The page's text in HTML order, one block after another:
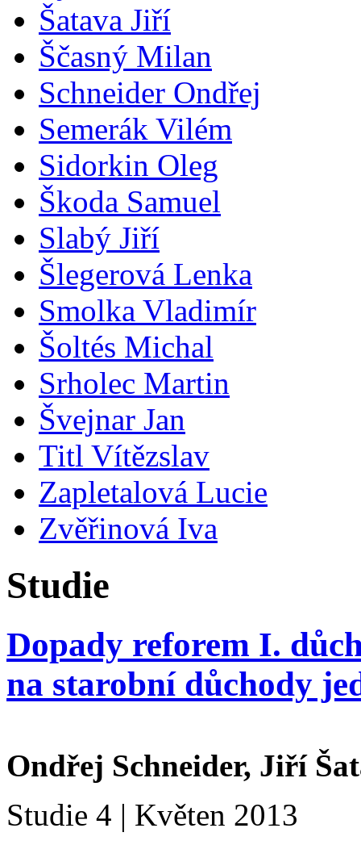
Šatava Jiří
Ščasný Milan
Schneider Ondřej
Semerák Vilém
Sidorkin Oleg
Škoda Samuel
Slabý Jiří
Šlegerová Lenka
Smolka Vladimír
Šoltés Michal
Srholec Martin
Švejnar Jan
Titl Vítězslav
Zapletalová Lucie
Zvěřinová Iva
Studie
Dopady reforem I.
na starobní důchody
Ondřej Schneider, Jiří
Studie 4 | Květen 2013